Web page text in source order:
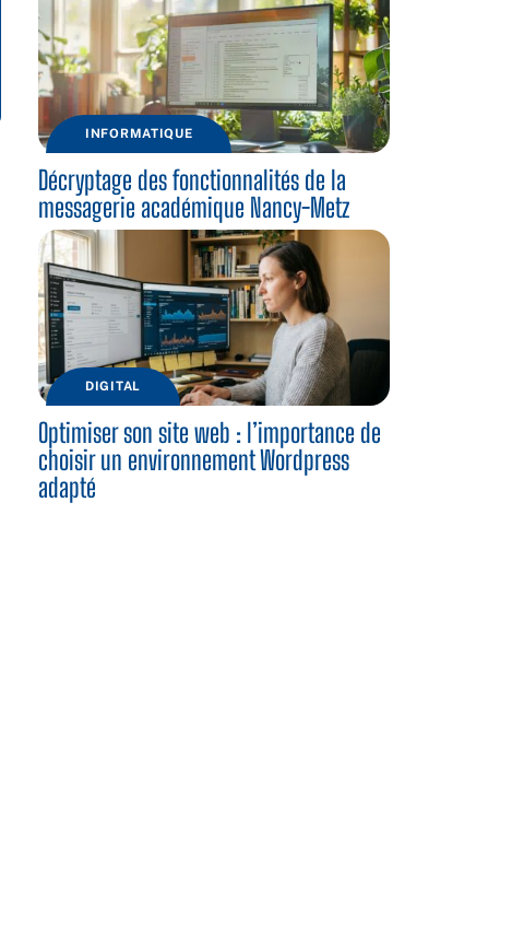
INFORMATIQUE
Décryptage des fonctionnalités de la
messagerie académique Nancy-Metz
DIGITAL
Optimiser son site web : l’importance de
choisir un environnement Wordpress
adapté